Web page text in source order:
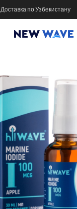
Доставка по Узбекистану